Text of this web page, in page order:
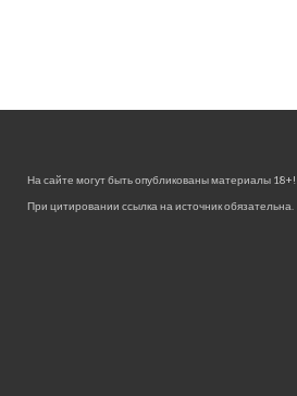
На сайте могут быть опубликованы материалы 18+!
При цитировании ссылка на источник обязательна.